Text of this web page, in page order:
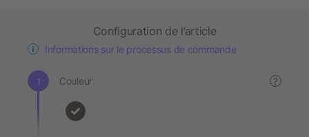
Configuration de l’article
Informations sur le processus de commande
Couleur ?